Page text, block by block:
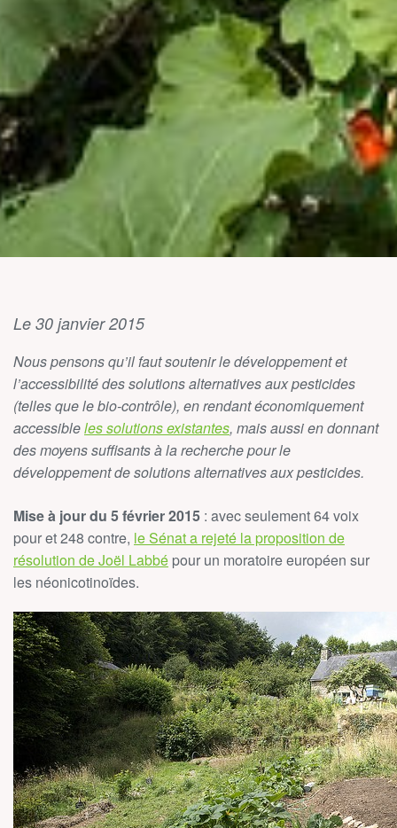
Le 30 janvier 2015
Nous pensons qu’il faut soutenir le développement et
l’accessibilité des solutions alternatives aux pesticides
(telles que le bio-contrôle), en rendant économiquement
accessibleles solutions existantes, mais aussi en donnant
des moyens suffisants à la recherche pour le
développement de solutions alternatives aux pesticides.
Mise à jour du 5 février 2015 : avec seulement 64 voix
pour et 248 contre, le Sénat a rejeté la proposition de
résolution de Joël Labbé pour un moratoire européen sur
les néonicotinoïdes.